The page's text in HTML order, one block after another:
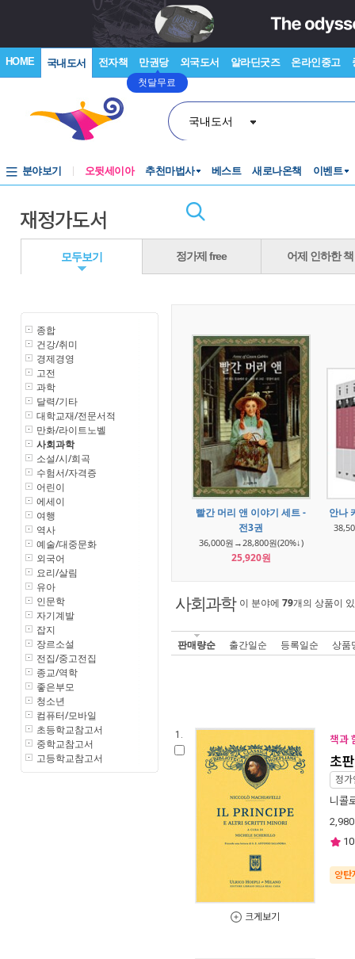
HOME 국내도서 전자책 만권당
첫달무료
외국도서 알라딘굿즈 온라인중고
국내도서
분야보기 오뒷세이아 추천마법사 베스트 새로나온책 이벤트
재정가도서
모두보기 정가제 free 어제 인하한 책
종합
건강/취미
경제경영
고전
과학
달력/기타
대학교재/전문서적
만화/라이트노벨
사회과학
소설/시/희곡
수험서/자격증
어린이
에세이
여행
역사
예술/대중문화
외국어
요리/살림
유아
인문학
자기계발
잡지
장르소설
전집/중고전집
종교/역학
좋은부모
청소년
컴퓨터/모바일
초등학교참고서
중학교참고서
고등학교참고서
빨간 머리 앤 이야기 세트 -
전3권
36,000원→28,800원(20%↓)
25,920원
안나
사회과학 이 분야에 79개의 상품이
판매량순 출간일순 등록일순 상품
1.
크게보기
책과
초
정가
니콜
2,980
양탄